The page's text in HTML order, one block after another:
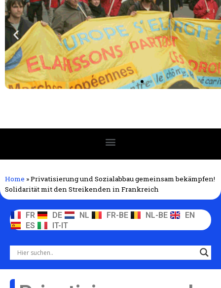
Home »Privatisierung und Sozialabbau gemeinsam bekämpfen!
Solidarität mit den Streikenden in Frankreich
FR DE NL FR-BE NL-BE
EN
ES
IT-IT